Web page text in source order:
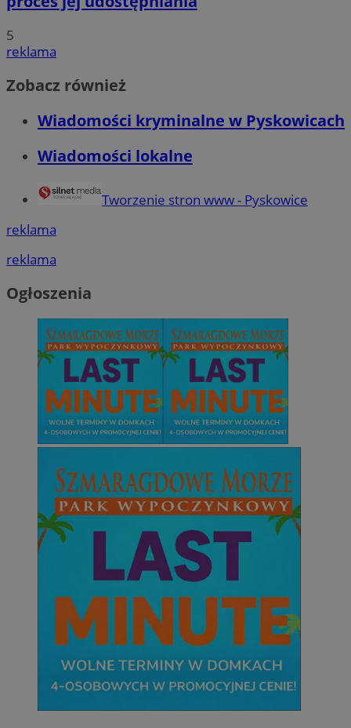
5
reklama
Zobacz również
Wiadomości kryminalne w Pyskowicach
Wiadomości lokalne
Tworzenie stron www - Pyskowice
reklama
reklama
Ogłoszenia